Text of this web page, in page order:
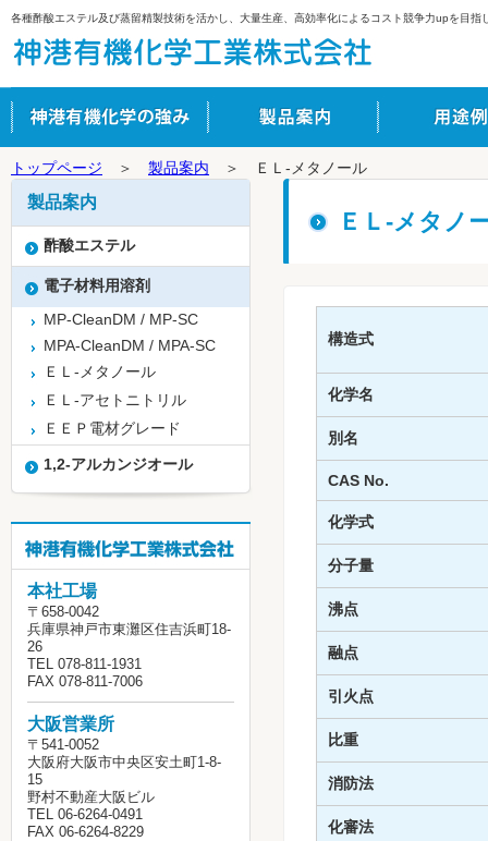
各種酢酸エステル及び蒸留精製技術を活かし、大量生産、高効率化によるコスト競争力upを目指
トップページ ＞ 製品案内 ＞ ＥＬ-メタノール
ＥＬ-メタノ
構造式
化学名
別名
CAS No.
化学式
分子量
沸点
融点
引火点
比重
消防法
化審法
製品案内
酢酸エステル
電子材料用溶剤
MP-CleanDM / MP-SC
MPA-CleanDM / MPA-SC
ＥＬ-メタノール
ＥＬ-アセトニトリル
ＥＥＰ電材グレード
1,2-アルカンジオール
本社工場
〒658-0042
兵庫県神戸市東灘区住吉浜町18-
26
TEL 078-811-1931
FAX 078-811-7006
大阪営業所
〒541-0052
大阪府大阪市中央区安土町1-8-
15
野村不動産大阪ビル
TEL 06-6264-0491
FAX 06-6264-8229